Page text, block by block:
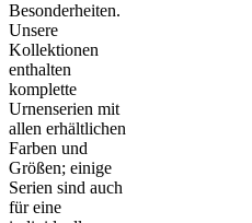
Besonderheiten.
Unsere
Kollektionen
enthalten
komplette
Urnenserien mit
allen erhältlichen
Farben und
Größen; einige
Serien sind auch
für eine